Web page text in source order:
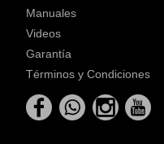
Manuales
Videos
Garantía
Términos y Condiciones